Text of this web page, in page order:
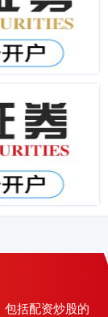
括配资炒股的